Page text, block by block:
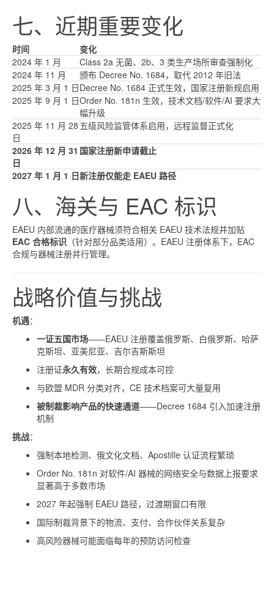
七、近期重要变化
时间
变化
2024 年 1 月
Class 2a 无菌、2b、3 类生产场所审查强制化
2024 年 11 月
颁布 Decree No. 1684，取代 2012 年旧法
2025 年 3 月 1 日Decree No. 1684 正式生效，国家注册新规启用
2025 年 9 月 1 日Order No. 181n 生效，技术文档/软件/AI 要求大
幅升级
2025 年 11 月 28
日
五级风险监管体系启用，远程监督正式化
2026 年 12 月 31
日
国家注册新申请截止
2027 年 1 月 1 日新注册仅能走 EAEU 路径
八、海关与 EAC 标识
EAEU 内部流通的医疗器械须符合相关 EAEU 技术法规并加贴
EAC 合格标识 （针对部分品类适用）。EAEU 注册体系下，EAC
合规与器械注册并行管理。
战略价值与挑战
机遇：
一证五国市场——EAEU 注册覆盖俄罗斯、白俄罗斯、哈萨
克斯坦、亚美尼亚、吉尔吉斯斯坦
注册证永久有效，长期合规成本可控
与欧盟 MDR 分类对齐，CE 技术档案可大量复用
被制裁影响产品的快速通道——Decree 1684 引入加速注册
机制
挑战：
强制本地检测、俄文化文档、Apostille 认证流程繁琐
Order No. 181n 对软件/AI 器械的网络安全与数据上报要求
显著高于多数市场
2027 年起强制 EAEU 路径，过渡期窗口有限
国际制裁背景下的物流、支付、合作伙伴关系复杂
高风险器械可能面临每年的预防访问检查